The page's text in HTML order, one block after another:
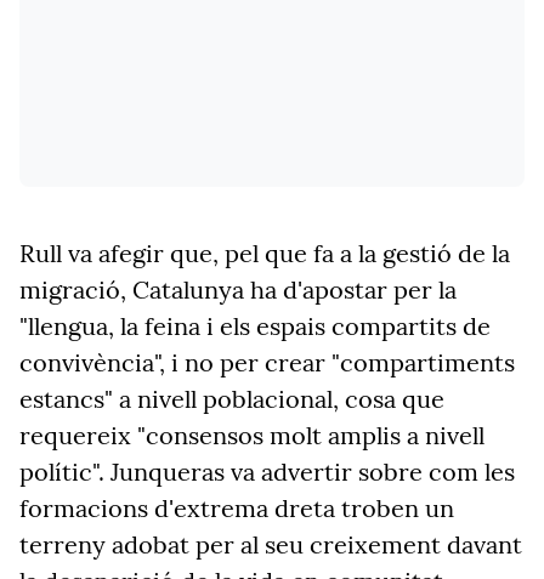
Rull va afegir que, pel que fa a la gestió de la
migració, Catalunya ha d'apostar per la
"llengua, la feina i els espais compartits de
convivència", i no per crear "compartiments
estancs" a nivell poblacional, cosa que
requereix "consensos molt amplis a nivell
polític". Junqueras va advertir sobre com les
formacions d'extrema dreta troben un
terreny adobat per al seu creixement davant